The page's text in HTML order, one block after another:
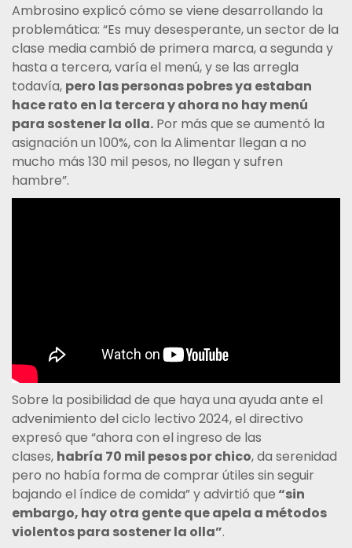
Ambrosino explicó cómo se viene desarrollando la
problemática: “Es muy desesperante, un sector de la
clase media cambió de primera marca, a segunda y
hasta a tercera, varía el menú, y se las arregla
todavía, pero las personas pobres ya estaban
hace rato en la tercera y ahora no hay menú
para sostener la olla. Por más que se aumentó la
asignación un 100%, con la Alimentar llegan a no
mucho más 130 mil pesos, no llegan y sufren
hambre”.
Sobre la posibilidad de que haya una ayuda ante el
advenimiento del ciclo lectivo 2024, el directivo
expresó que “ahora con el ingreso de las
clases, habría 70 mil pesos por chico, da serenidad
pero no había forma de comprar útiles sin seguir
bajando el índice de comida” y advirtió que“sin
embargo, hay otra gente que apela a métodos
violentos para sostener la olla”.